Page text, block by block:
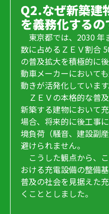
Q2.なぜ新築建
を義務化するの
東京都では、2030 年
数に占めるＺＥＶ割合
の普及拡大を積極的に
動車メーカーにおいて
動きが活発化しています
ＺＥＶの本格的な普
新築する建物において
場合、将来的に後工事
境負荷（騒音、建設副
避けられません。
こうした観点から、
おける充電設備の整備
普及の社会を見据えた
くこととしました。